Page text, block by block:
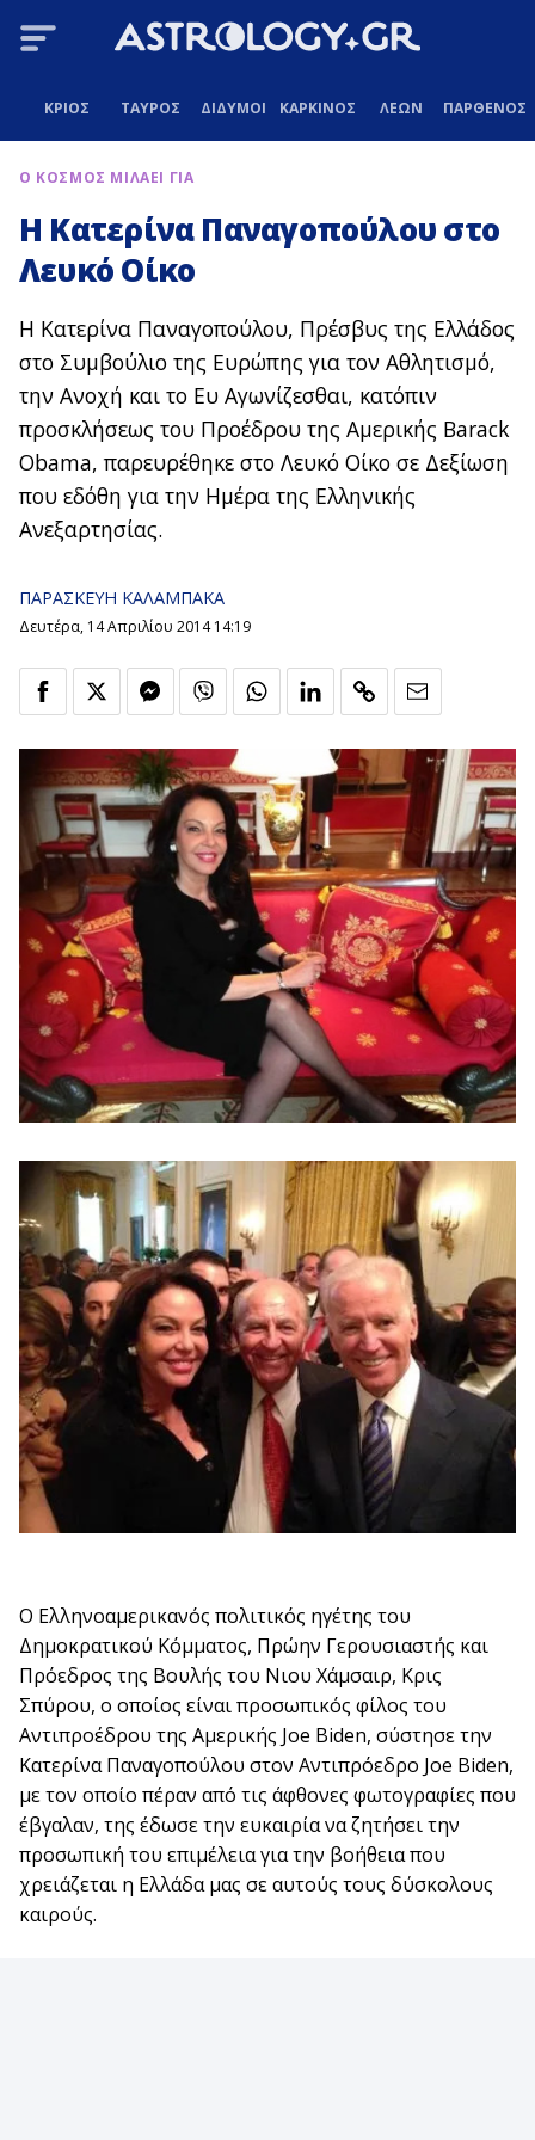
ΚΡΙΟΣ ΤΑΥΡΟΣ ΔΙΔΥΜΟΙ ΚΑΡΚΙΝΟΣ ΛΕΩΝ ΠΑΡΘΕΝΟΣ
Ο ΚΟΣΜΟΣ ΜΙΛΑΕΙ ΓΙΑ
Η Κατερίνα Παναγοπούλου στο
Λευκό Οίκο
Η Κατερίνα Παναγοπούλου, Πρέσβυς της Ελλάδος
στο Συμβούλιο της Ευρώπης για τον Αθλητισμό,
την Ανοχή και το Ευ Αγωνίζεσθαι, κατόπιν
προσκλήσεως του Προέδρου της Αμερικής Barack
Obama, παρευρέθηκε στο Λευκό Οίκο σε Δεξίωση
που εδόθη για την Ημέρα της Ελληνικής
Ανεξαρτησίας.
ΠΑΡΑΣΚΕΥΗ ΚΑΛΑΜΠΑΚΑ
Δευτέρα, 14 Απριλίου 2014 14:19
Ο Ελληνοαμερικανός πολιτικός ηγέτης του
Δημοκρατικού Κόμματος, Πρώην Γερουσιαστής και
Πρόεδρος της Βουλής του Νιου Χάμσαιρ, Κρις
Σπύρου, ο οποίος είναι προσωπικός φίλος του
Αντιπροέδρου της Αμερικής Joe Biden, σύστησε την
Κατερίνα Παναγοπούλου στον Αντιπρόεδρο Joe Biden,
με τον οποίο πέραν από τις άφθονες φωτογραφίες που
έβγαλαν, της έδωσε την ευκαιρία να ζητήσει την
προσωπική του επιμέλεια για την βοήθεια που
χρειάζεται η Ελλάδα μας σε αυτούς τους δύσκολους
καιρούς.